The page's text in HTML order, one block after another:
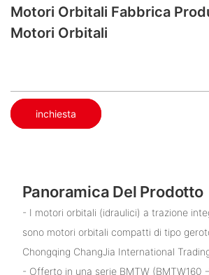
Motori Orbitali Fabbrica
Motori Orbitali
inchiesta
Panoramica Del Prodotto
- I motori orbitali (idraulici) a trazione
sono motori orbitali compatti di tipo
Chongqing ChangJia International
- Offerto in una serie BMTW (BMTW160